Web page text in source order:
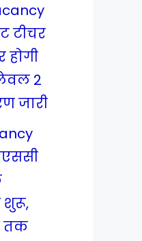
टीचर
होगी
2
जारी
तक